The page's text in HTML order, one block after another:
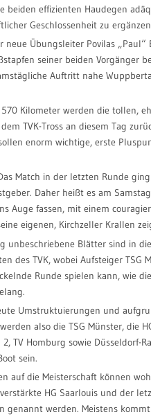
beiden effizienten Haudegen
Geschlossenheit zu
neue Übungsleiter Povilas „Paul“
seiner beiden Vorgänger
Auftritt nahe
Kilometer werden die tollen,
TVK-Tross an diesem Tag
enorm wichtige, erste
Match in der letzten Runde
Daher heißt es am
Auge fassen, mit einem
eigenen, Kirchzeller Krallen
unbeschriebene Blätter sind in
des TVK, wobei Aufsteiger TSG
Runde spielen kann, wie
Umstruktuierungen und
also die TSG Münster, die
TV Homburg sowie Düsseldorf-
sein.
auf die Meisterschaft können
HG Saarlouis und der
genannt werden. Meistens